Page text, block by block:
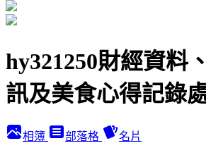
hy321250財經資料
訊及美食心得記錄
相簿 部落格 名片